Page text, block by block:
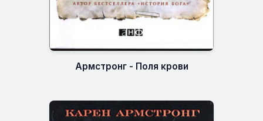
Армстронг - Поля крови